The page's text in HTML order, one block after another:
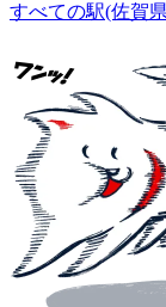
すべての駅(佐賀